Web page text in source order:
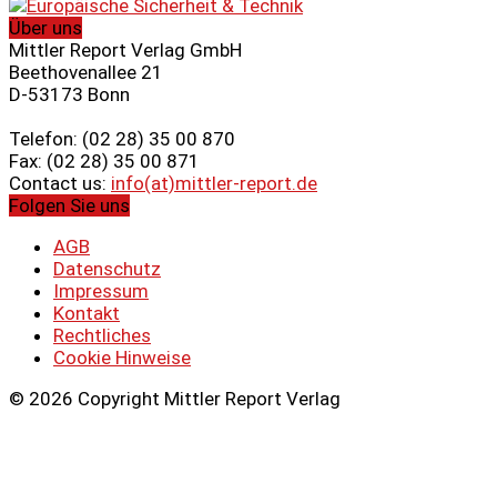
Über uns
Mittler Report Verlag GmbH
Beethovenallee 21
D-53173 Bonn
Telefon: (02 28) 35 00 870
Fax: (02 28) 35 00 871
Contact us: info(at)mittler-report.de
Folgen Sie uns
AGB
Datenschutz
Impressum
Kontakt
Rechtliches
Cookie Hinweise
© 2026 Copyright Mittler Report Verlag